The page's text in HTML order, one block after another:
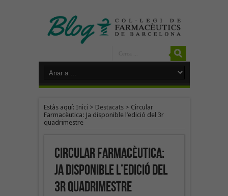
Estàs aquí: Inici > Destacats> Circular
Farmacèutica: Ja disponible l’edició del 3r
quadrimestre
Circular Farmacèutica:
Ja disponible l’edició del
3r quadrimestre